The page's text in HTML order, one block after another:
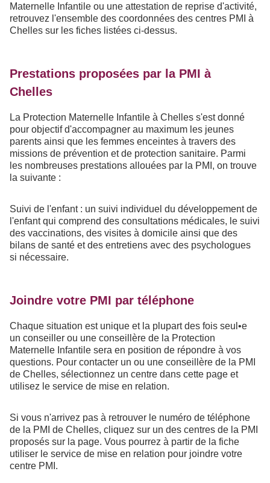
Maternelle Infantile ou une attestation de reprise d'activité,
retrouvez l'ensemble des coordonnées des centres PMI à
Chelles sur les fiches listées ci-dessus.
Prestations proposées par la PMI à
Chelles
La Protection Maternelle Infantile à Chelles s'est donné
pour objectif d'accompagner au maximum les jeunes
parents ainsi que les femmes enceintes à travers des
missions de prévention et de protection sanitaire. Parmi
les nombreuses prestations allouées par la PMI, on trouve
la suivante :
Suivi de l'enfant : un suivi individuel du développement de
l'enfant qui comprend des consultations médicales, le suivi
des vaccinations, des visites à domicile ainsi que des
bilans de santé et des entretiens avec des psychologues
si nécessaire.
Joindre votre PMI par téléphone
Chaque situation est unique et la plupart des fois seul•e
un conseiller ou une conseillère de la Protection
Maternelle Infantile sera en position de répondre à vos
questions. Pour contacter un ou une conseillère de la PMI
de Chelles, sélectionnez un centre dans cette page et
utilisez le service de mise en relation.
Si vous n'arrivez pas à retrouver le numéro de téléphone
de la PMI de Chelles, cliquez sur un des centres de la PMI
proposés sur la page. Vous pourrez à partir de la fiche
utiliser le service de mise en relation pour joindre votre
centre PMI.